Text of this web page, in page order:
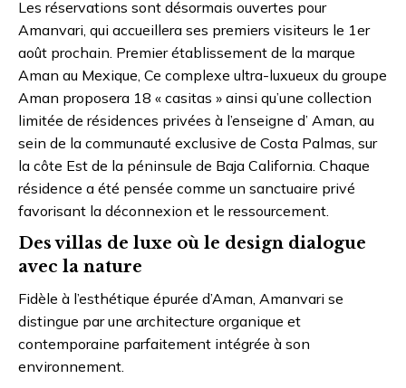
Les réservations sont désormais ouvertes pour
Amanvari, qui accueillera ses premiers visiteurs le 1er
août prochain. Premier établissement de la marque
Aman au Mexique, Ce complexe ultra-luxueux du groupe
Aman proposera 18 « casitas » ainsi qu’une collection
limitée de résidences privées à l’enseigne d’ Aman, au
sein de la communauté exclusive de Costa Palmas, sur
la côte Est de la péninsule de Baja California. Chaque
résidence a été pensée comme un sanctuaire privé
favorisant la déconnexion et le ressourcement.
Des villas de luxe où le design dialogue
avec la nature
Fidèle à l’esthétique épurée d’Aman, Amanvari se
distingue par une architecture organique et
contemporaine parfaitement intégrée à son
environnement.